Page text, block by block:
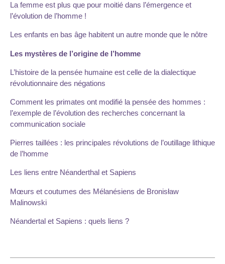
La femme est plus que pour moitié dans l’émergence et
l’évolution de l’homme !
Les enfants en bas âge habitent un autre monde que le nôtre
Les mystères de l’origine de l’homme
L’histoire de la pensée humaine est celle de la dialectique
révolutionnaire des négations
Comment les primates ont modifié la pensée des hommes :
l’exemple de l’évolution des recherches concernant la
communication sociale
Pierres taillées : les principales révolutions de l’outillage lithique
de l’homme
Les liens entre Néanderthal et Sapiens
Mœurs et coutumes des Mélanésiens de Bronisław
Malinowski
Néandertal et Sapiens : quels liens ?